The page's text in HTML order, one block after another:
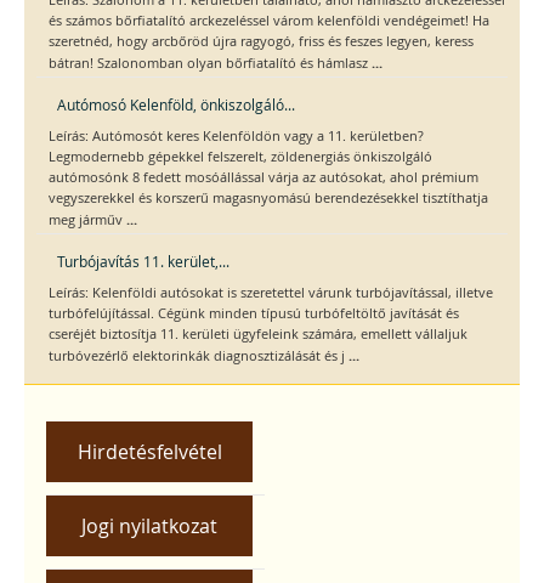
és számos bőrfiatalító arckezeléssel várom kelenföldi vendégeimet! Ha
szeretnéd, hogy arcbőröd újra ragyogó, friss és feszes legyen, keress
bátran! Szalonomban olyan bőrfiatalító és hámlasz ...
Autómosó Kelenföld, önkiszolgáló...
Leírás: Autómosót keres Kelenföldön vagy a 11. kerületben?
Legmodernebb gépekkel felszerelt, zöldenergiás önkiszolgáló
autómosónk 8 fedett mosóállással várja az autósokat, ahol prémium
vegyszerekkel és korszerű magasnyomású berendezésekkel tisztíthatja
meg járműv ...
Turbójavítás 11. kerület,...
Leírás: Kelenföldi autósokat is szeretettel várunk turbójavítással, illetve
turbófelújítással. Cégünk minden típusú turbófeltöltő javítását és
cseréjét biztosítja 11. kerületi ügyfeleink számára, emellett vállaljuk
turbóvezérlő elektorinkák diagnosztizálását és j ...
Hirdetésfelvétel
Jogi nyilatkozat